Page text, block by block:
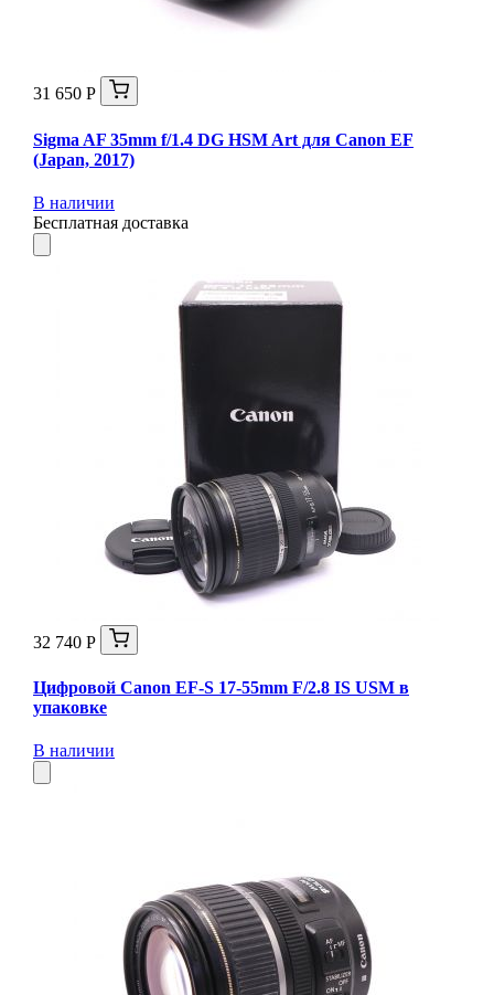
31 650 Р
Sigma AF 35mm f/1.4 DG HSM Art для Canon EF
(Japan, 2017)
В наличии
Бесплатная доставка
32 740 Р
Цифровой Canon EF-S 17-55mm F/2.8 IS USM в
упаковке
В наличии